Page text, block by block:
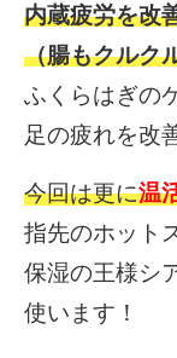
内蔵疲労を改
（腸もクルク
ふくらはぎの
足の疲れを改
今回は更に温
指先のホット
保湿の王様シ
使います！